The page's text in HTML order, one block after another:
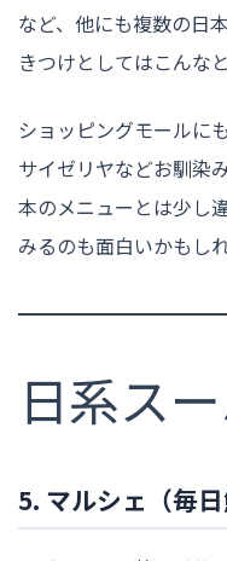
など、他にも複数の日
きつけとしてはこんな
ショッピングモールに
サイゼリヤなどお馴染
本のメニューとは少し
みるのも面白いかもし
日系ス
5. マルシェ（毎日